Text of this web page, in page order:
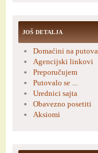
JOŠ DETALJA
Domaćini na
Agencijski linkovi
Preporučujem
Putovalo se ...
Urednici sajta
Obavezno posetiti
Aksiomi